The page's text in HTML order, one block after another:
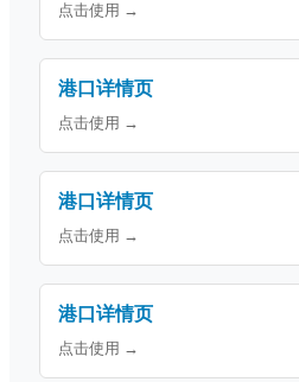
点击使用 →
港口详情页
点击使用 →
港口详情页
点击使用 →
港口详情页
点击使用 →